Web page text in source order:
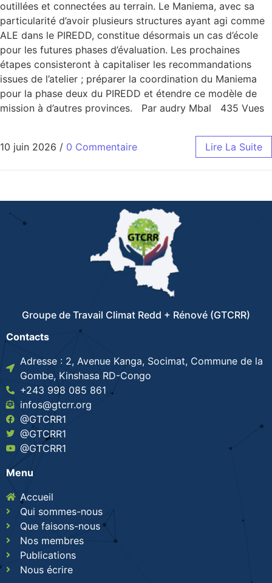
outillées et connectées au terrain. Le Maniema, avec sa
particularité d’avoir plusieurs structures ayant agi comme
ALE dans le PIREDD, constitue désormais un cas d’école
pour les futures phases d’évaluation. Les prochaines
étapes consisteront à capitaliser les recommandations
issues de l’atelier ; préparer la coordination du Maniema
pour la phase deux du PIREDD et étendre ce modèle de
mission à d’autres provinces. Par audry Mbal 435 Vues
10 juin 2026 / 0 Commentaire Lire La Suite
Groupe de Travail Climat Redd + Rénové (GTCRR)
Contacts
Adresse : 2, Avenue Kanga, Socimat, Commune de la
Gombe, Kinshasa RD-Congo
+243 998 085 861
infos@gtcrr.org
@GTCRR1
@GTCRR1
@GTCRR1
Menu
Accueil
Qui sommes-nous
Que faisons-nous
Nos membres
Publications
Nous écrire